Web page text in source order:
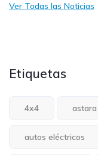
Ver Todas las Noticias
Etiquetas
4x4 astara
autos eléctricos